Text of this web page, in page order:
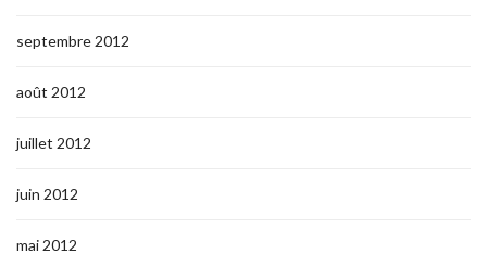
septembre 2012
août 2012
juillet 2012
juin 2012
mai 2012